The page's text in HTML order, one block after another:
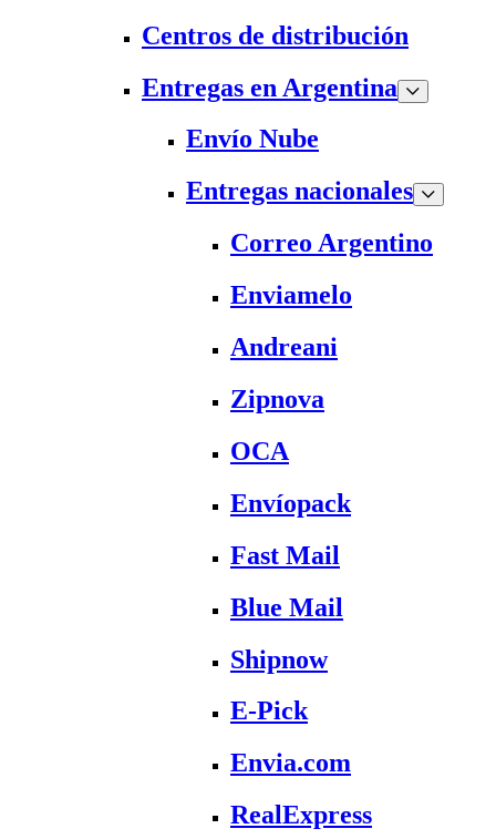
Centros de distribución
Entregas en Argentina
Envío Nube
Entregas nacionales
Correo Argentino
Enviamelo
Andreani
Zipnova
OCA
Envíopack
Fast Mail
Blue Mail
Shipnow
E-Pick
Envia.com
RealExpress